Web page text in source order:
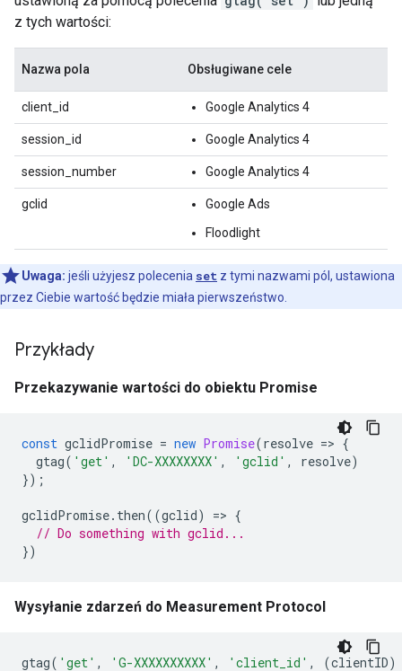
z tych wartości:
Nazwa pola Obsługiwane cele
client_id Google Analytics 4
session_id Google Analytics 4
session_number Google Analytics 4
gclid
Google Ads
Floodlight
Uwaga: jeśli użyjesz polecenia set z tymi nazwami pól, ustawiona
przez Ciebie wartość będzie miała pierwszeństwo.
Przykłady
Przekazywanie wartości do obiektu Promise
const gclidPromise = new Promise(resolve => {
gtag( 'get' , 'DC-XXXXXXXX' , 'gclid' , resolve)
});
gclidPromise. then((gclid) => {
// Do something with gclid...
})
Wysyłanie zdarzeń do Measurement Protocol
gtag( 'get' , 'G-XXXXXXXXXX' , 'client_id' , (clientID)